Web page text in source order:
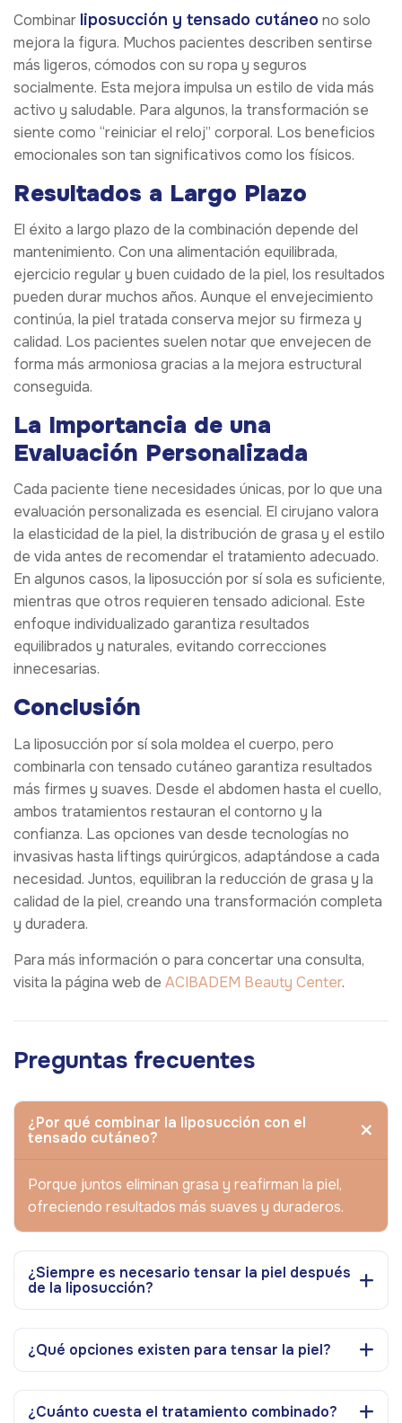
Combinar liposucción y tensado cutáneono solo
mejora la figura. Muchos pacientes describen sentirse
más ligeros, cómodos con su ropa y seguros
socialmente. Esta mejora impulsa un estilo de vida más
activo y saludable. Para algunos, la transformación se
siente como “reiniciar el reloj” corporal. Los beneficios
emocionales son tan significativos como los físicos.
Resultados a Largo Plazo
El éxito a largo plazo de la combinación depende del
mantenimiento. Con una alimentación equilibrada,
ejercicio regular y buen cuidado de la piel, los resultados
pueden durar muchos años. Aunque el envejecimiento
continúa, la piel tratada conserva mejor su firmeza y
calidad. Los pacientes suelen notar que envejecen de
forma más armoniosa gracias a la mejora estructural
conseguida.
La Importancia de una
Evaluación Personalizada
Cada paciente tiene necesidades únicas, por lo que una
evaluación personalizada es esencial. El cirujano valora
la elasticidad de la piel, la distribución de grasa y el estilo
de vida antes de recomendar el tratamiento adecuado.
En algunos casos, la liposucción por sí sola es suficiente,
mientras que otros requieren tensado adicional. Este
enfoque individualizado garantiza resultados
equilibrados y naturales, evitando correcciones
innecesarias.
Conclusión
La liposucción por sí sola moldea el cuerpo, pero
combinarla con tensado cutáneo garantiza resultados
más firmes y suaves. Desde el abdomen hasta el cuello,
ambos tratamientos restauran el contorno y la
confianza. Las opciones van desde tecnologías no
invasivas hasta liftings quirúrgicos, adaptándose a cada
necesidad. Juntos, equilibran la reducción de grasa y la
calidad de la piel, creando una transformación completa
y duradera.
Para más información o para concertar una consulta,
visita la página web de ACIBADEM Beauty Center.
Preguntas frecuentes
¿Por qué combinar la liposucción con el
tensado cutáneo?
Porque juntos eliminan grasa y reafirman la piel,
ofreciendo resultados más suaves y duraderos.
¿Siempre es necesario tensar la piel después
de la liposucción?
¿Qué opciones existen para tensar la piel?
¿Cuánto cuesta el tratamiento combinado?